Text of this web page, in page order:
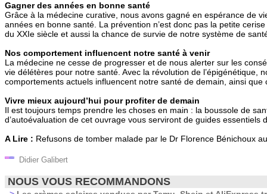
Gagner des années en bonne santé
Grâce à la médecine curative, nous avons gagné en espérance de
années en bonne santé. La prévention n’est donc pas la petite
du XXIe siècle et aussi la chance de survie de notre système de
Nos comportement influencent notre santé à venir
La médecine ne cesse de progresser et de nous alerter sur les
vie délétères pour notre santé. Avec la révolution de l’épigénétique,
comportements actuels influencent notre santé de demain, ainsi que
Vivre mieux aujourd’hui pour profiter de demain
Il est toujours temps prendre les choses en main : la boussole de
d’autoévaluation de cet ouvrage vous serviront de guides essentiels
A Lire : Refusons de tomber malade par le Dr Florence Bénichoux
Didier Galibert
NOUS VOUS RECOMMANDONS